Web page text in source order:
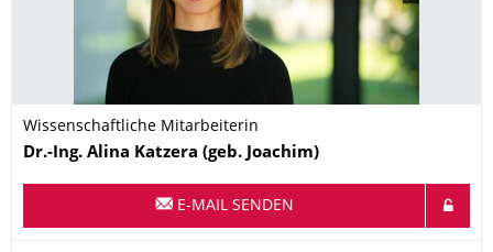
Wissenschaftliche Mitarbeiterin
Name
Dr.-Ing. Alina Katzera (geb. Joachim)
E-MAIL SENDEN